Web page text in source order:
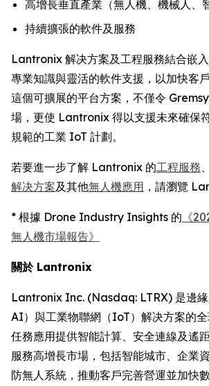
高增長垂直產業（無人機、機械人、
持續擴張的軟件及服務
Lantronix 解决方案及工程服務結合嵌
專業知識與靈活的軟件支援，以加快客
這個可擴展的平台方案，不僅令
場，更使 Lantronix 得以支援未來確保
規範的工業 IoT 計劃。
若要進一步了解 Lantronix 的工程服務
解决方案及其他無人機應用 ，請瀏覽
* 根據 Drone Industry Insights 的 《
無人機市場報告》
關於 Lantronix
Lantronix Inc. (Nasdaq: LTRX) 是邊
AI）與工業物聯網（IoT）解决方案的
任務應用提供智能計算、安全連線及遙
服務高增長市場，包括智能城市、企業
防無人系統，推動客戶完善營運並加快